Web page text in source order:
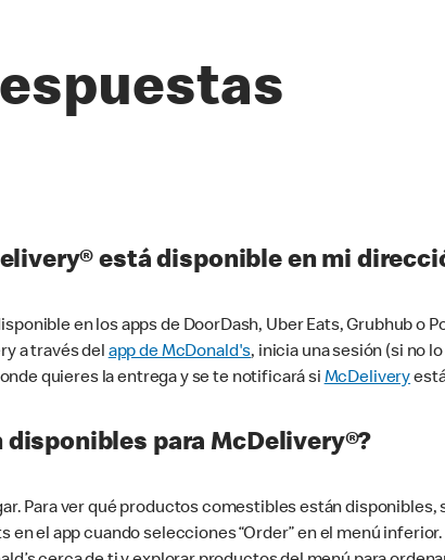
está disponible en mi
en los apps de DoorDash, Uber Eats, Grubhub o
a través del app de McDonald's, inicia una sesión (si no
quieres la entrega y se te notificará si McDelivery
para McDelivery®?
Para ver qué productos comestibles están
el app cuando selecciones “Order” en el menú